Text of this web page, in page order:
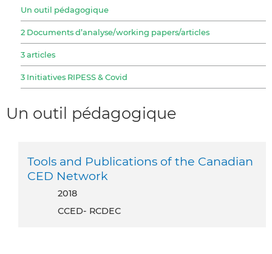
Un outil pédagogique
2 Documents d’analyse/working papers/articles
3 articles
3 Initiatives RIPESS & Covid
Un outil pédagogique
Tools and Publications of the Canadian
CED Network
2018
CCED- RCDEC